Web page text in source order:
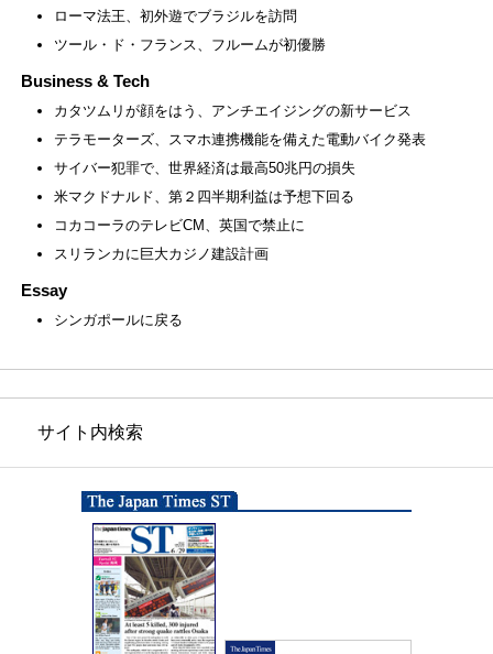
ローマ法王、初外遊でブラジルを訪問
ツール・ド・フランス、フルームが初優勝
Business & Tech
カタツムリが顔をはう、アンチエイジングの新サービス
テラモーターズ、スマホ連携機能を備えた電動バイク発表
サイバー犯罪で、世界経済は最高50兆円の損失
米マクドナルド、第２四半期利益は予想下回る
コカコーラのテレビCM、英国で禁止に
スリランカに巨大カジノ建設計画
Essay
シンガポールに戻る
サイト内検索